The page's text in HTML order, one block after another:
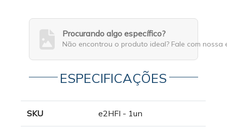
Procurando algo específico?
Não encontrou o produto ideal? Fale com nossa
ESPECIFICAÇÕES
SKU e2HFI - 1un